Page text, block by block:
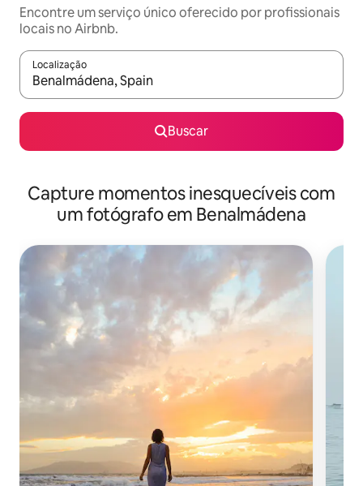
Encontre um serviço único oferecido por profissionais
locais no Airbnb.
Localização
Quando os resultados estiverem disponíveis, explore-os
Buscar
Capture momentos inesquecíveis com
um fotógrafo em Benalmádena